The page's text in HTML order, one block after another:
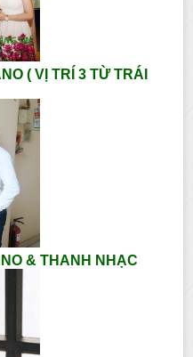
( VỊ TRÍ 3 TỪ TRÁI
& THANH NHẠC